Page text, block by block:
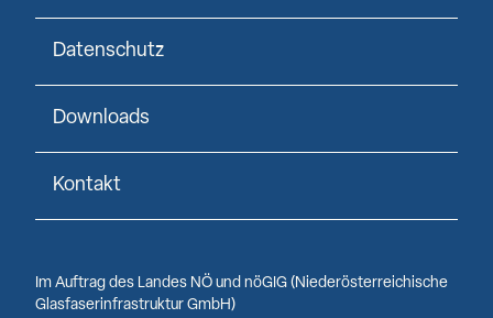
Datenschutz
Downloads
Kontakt
Im Auftrag des Landes NÖ und nöGIG (Niederösterreichische
Glasfaserinfrastruktur GmbH)